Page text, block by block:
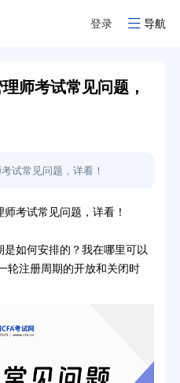
登录 导航
师考试常见问题，
试常见问题，详看！
试常见问题，详看！
如何安排的？我在哪里可以
轮注册周期的开放和关闭时